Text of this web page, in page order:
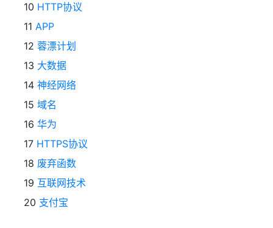
10 HTTP协议
11 APP
12 蓉漂计划
13 大数据
14 神经网络
15 域名
16 华为
17 HTTPS协议
18 废弃函数
19 互联网技术
20 支付宝